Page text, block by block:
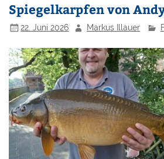
Spiegelkarpfen von
22. Juni 2026 Markus Illauer